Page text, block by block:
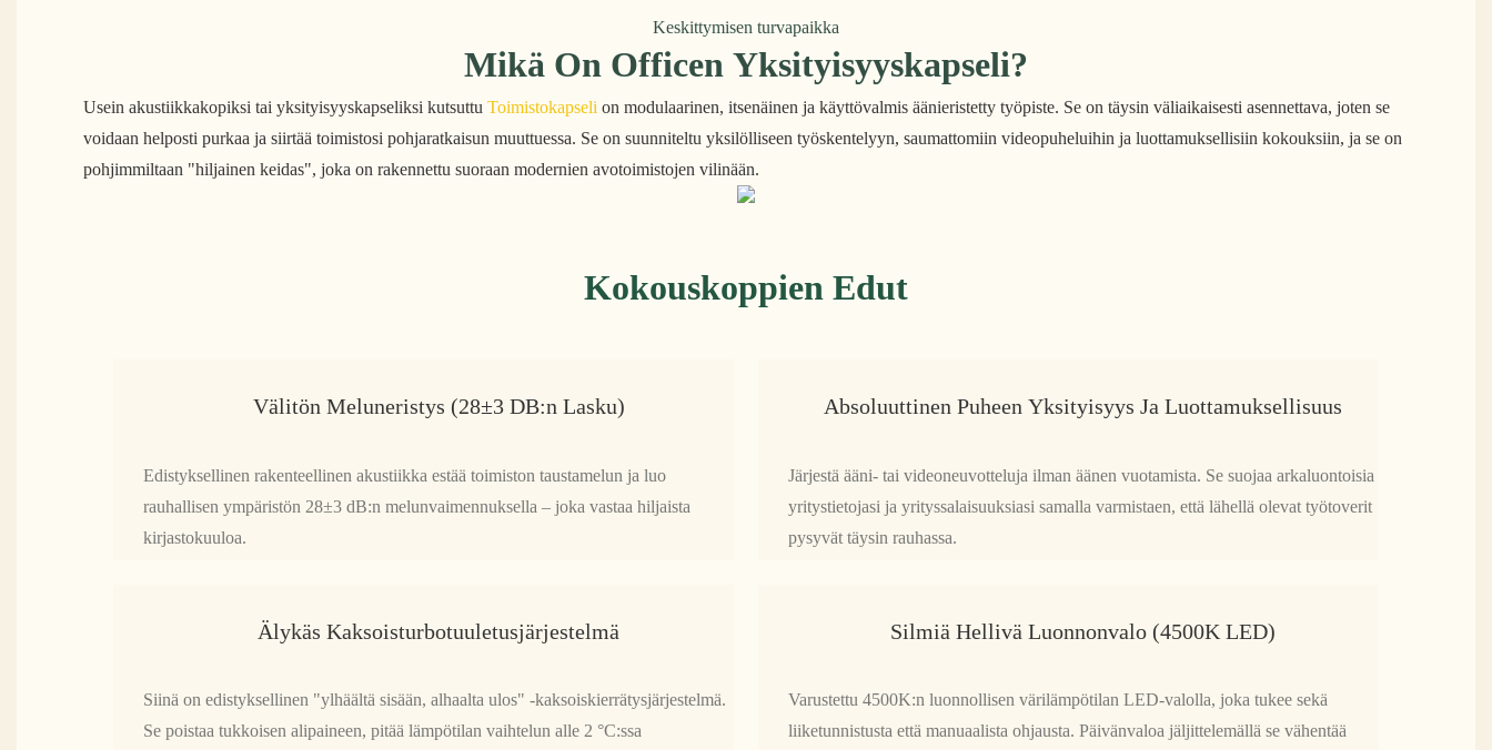
Keskittymisen turvapaikka
Mikä On Officen Yksityisyyskapseli?
Usein akustiikkakopiksi tai yksityisyyskapseliksi kutsuttu Toimistokapseli on modulaarinen, itsenäinen ja käyttövalmis äänieristetty työpiste. Se on täysin väliaikaisesti asennettava, joten se
voidaan helposti purkaa ja siirtää toimistosi pohjaratkaisun muuttuessa. Se on suunniteltu yksilölliseen työskentelyyn, saumattomiin videopuheluihin ja luottamuksellisiin kokouksiin, ja se on
pohjimmiltaan "hiljainen keidas", joka on rakennettu suoraan modernien avotoimistojen vilinään.
Kokouskoppien Edut
Välitön Meluneristys (28±3 DB:n Lasku)
Edistyksellinen rakenteellinen akustiikka estää toimiston taustamelun ja luo
rauhallisen ympäristön 28±3 dB:n melunvaimennuksella – joka vastaa hiljaista
kirjastokuuloa.
Absoluuttinen Puheen Yksityisyys Ja Luottamuksellisuus
Järjestä ääni- tai videoneuvotteluja ilman äänen vuotamista. Se suojaa arkaluontoisia
yritystietojasi ja yrityssalaisuuksiasi samalla varmistaen, että lähellä olevat työtoverit
pysyvät täysin rauhassa.
Älykäs Kaksoisturbotuuletusjärjestelmä
Siinä on edistyksellinen "ylhäältä sisään, alhaalta ulos" -kaksoiskierrätysjärjestelmä.
Se poistaa tukkoisen alipaineen, pitää lämpötilan vaihtelun alle 2 °C:ssa
Silmiä Hellivä Luonnonvalo (4500K LED)
Varustettu 4500K:n luonnollisen värilämpötilan LED-valolla, joka tukee sekä
liiketunnistusta että manuaalista ohjausta. Päivänvaloa jäljittelemällä se vähentää